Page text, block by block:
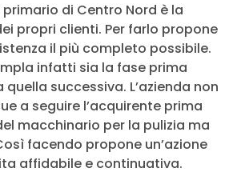
primario di Centro Nord è la
propri clienti. Per farlo propone
il più completo possibile.
infatti sia la fase prima
quella successiva. L’azienda non
a seguire l’acquirente prima
macchinario per la pulizia ma
facendo propone un’azione
affidabile e continuativa.